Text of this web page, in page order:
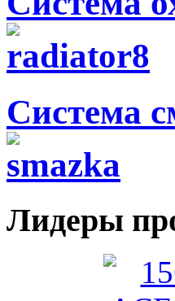
Система
Лидеры